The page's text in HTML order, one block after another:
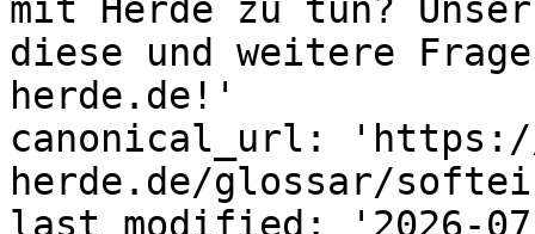
mit Herde zu tun?
diese und weitere
herde.de!'
canonical_url: 'https://
herde.de/glossar/
last_modified: '2026-